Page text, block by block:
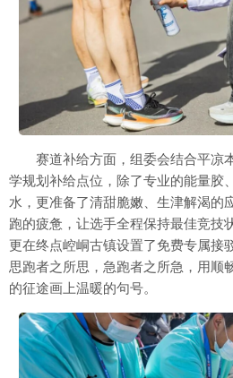
赛道补给方面，组委会结合平凉
学规划补给点位，除了专业的能量胶
水，更准备了清甜脆嫩、生津解渴的
跑的疲惫，让选手全程保持最佳竞技
更在终点崆峒古镇设置了免费专属接
思跑者之所思，急跑者之所急，用顺
的征途画上温暖的句号。